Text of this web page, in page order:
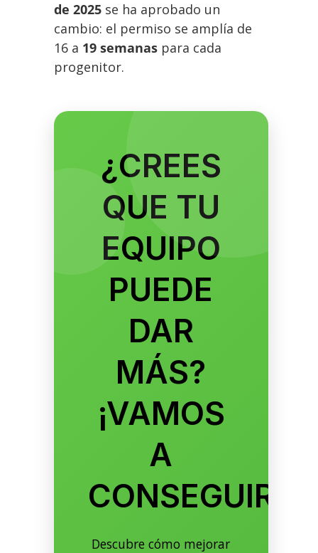
de 2025 se ha aprobado un
cambio: el permiso se amplía de
16 a 19 semanas para cada
progenitor.
¿CREES
QUE TU
EQUIPO
PUEDE
DAR
MÁS?
¡VAMOS
A
Descubre cómo mejorar